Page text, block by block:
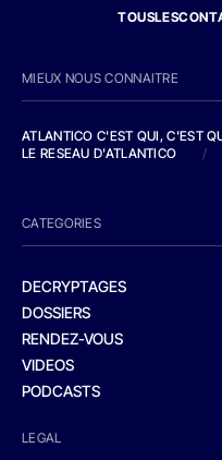
MIEUX NOUS CONNAITRE
ATLANTICO C'EST QUI, C'EST
LE RESEAU D'ATLANTICO
/
CATEGORIES
DECRYPTAGES
DOSSIERS
RENDEZ-VOUS
VIDEOS
PODCASTS
LEGAL